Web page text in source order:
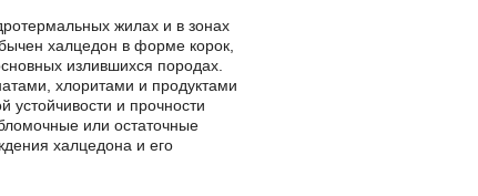
жилах и в зонах
халцедон в форме корок,
излившихся породах.
хлоритами и продуктами
устойчивости и прочности
или остаточные
халцедона и его